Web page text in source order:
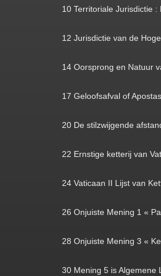
10 Territoriale Jurisdictie
12 Jurisdictie van de
14 Oorsprong en Natuur
17 Geloofsafval of
20 De stilzwijgende
22 Ernstige ketterij van
24 Vaticaan II Lijst van
26 Onjuiste Mening 1 «
28 Onjuiste Mening 3 «
30 Mening 5 is Algemene